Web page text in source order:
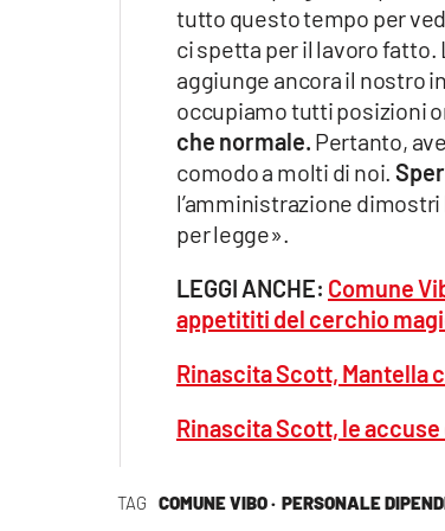
TAG COMUNE VIBO · PERSONALE
tutto questo tempo per
ci spetta per il lavoro
aggiunge ancora il nostro
occupiamo tutti posizioni
che normale. Pertanto,
comodo a molti di noi.
l’amministrazione
per legge».
LEGGI ANCHE: Comune
appetititi del cerchio
Rinascita Scott, Mantella
Rinascita Scott, le accuse